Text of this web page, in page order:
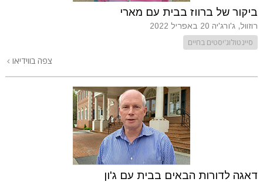
ביקור של ברווז בבית עם מארי
רוזוול, ג'ורג'יה 20 באפריל 2022
סיינטולוג'יסטים בחיים
צפה בווידיאו
דאגה לדורות הבאים בבית עם ג'ון